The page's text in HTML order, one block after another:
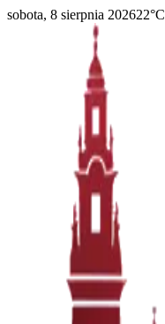
sobota, 8 sierpnia 202622°C